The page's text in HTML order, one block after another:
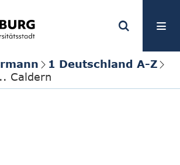
1 Deutschland A-Z
Caldern